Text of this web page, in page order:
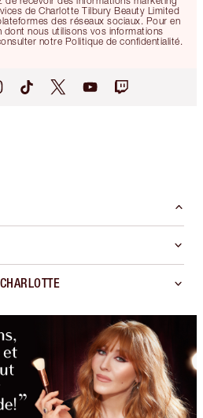
de Charlotte Tilbury Beauty Limited
des réseaux sociaux. Pour en
dont nous utilisons vos informations
notre Politique de confidentialité.